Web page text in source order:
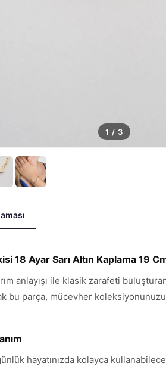
1 / 3
18 Ayar Sarı Altın Kaplama 19
anlayışı ile klasik zarafeti
bu parça, mücevher
hayatınızda kolayca